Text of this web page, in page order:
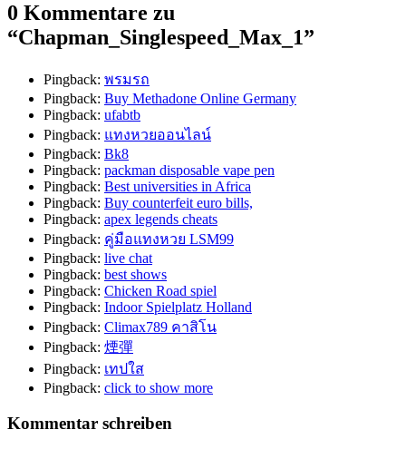
0 Kommentare zu
“Chapman_Singlespeed_Max_1”
Pingback: พรมรถ
Pingback: Buy Methadone Online Germany
Pingback: ufabtb
Pingback: แทงหวยออนไลน์
Pingback: Bk8
Pingback: packman disposable vape pen
Pingback: Best universities in Africa
Pingback: Buy counterfeit euro bills,
Pingback: apex legends cheats
Pingback: คู่มือแทงหวย LSM99
Pingback: live chat
Pingback: best shows
Pingback: Chicken Road spiel
Pingback: Indoor Spielplatz Holland
Pingback: Climax789 คาสิโน
Pingback: 煙彈
Pingback: เทปใส
Pingback: click to show more
Kommentar schreiben